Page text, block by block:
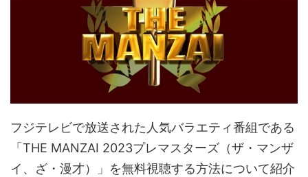
フジテレビで放送された人気バラエティ番組である
「THE MANZAI 2023プレマスターズ（ザ・マンザ
イ、ざ・漫才）」を無料視聴する方法について紹介